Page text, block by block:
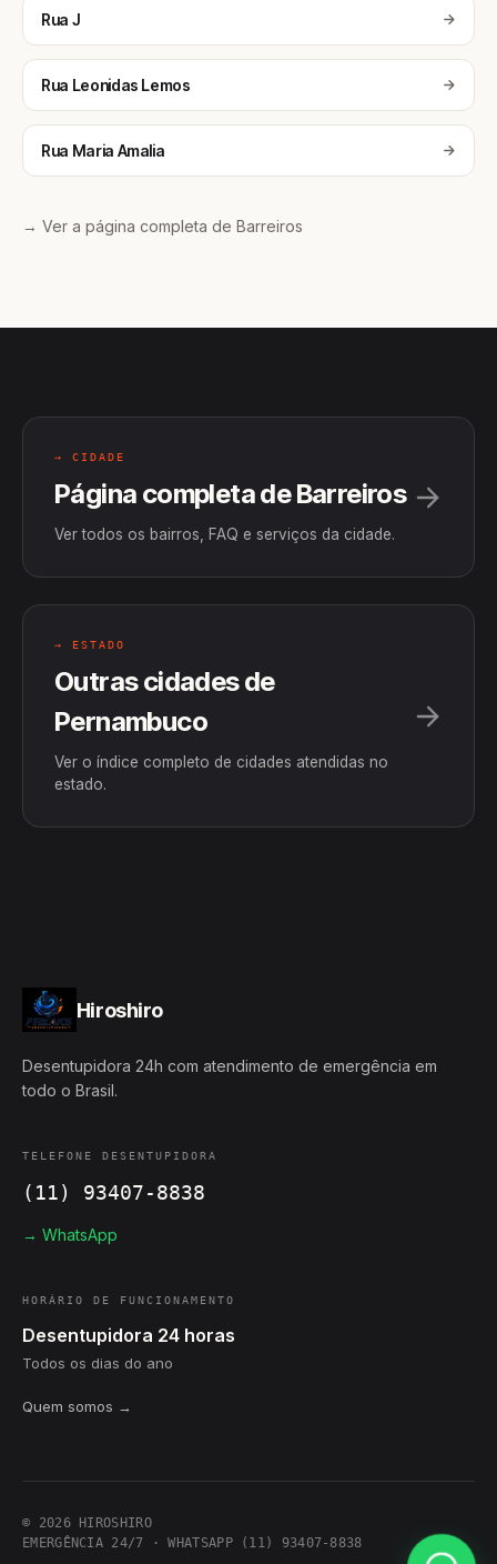
Rua J
Rua Leonidas Lemos
Rua Maria Amalia
→ Ver a página completa de Barreiros
→ CIDADE
Página completa de Barreiros
Ver todos os bairros, FAQ e serviços da cidade.
→ ESTADO
Outras cidades de
Pernambuco
Ver o índice completo de cidades atendidas no
estado.
Hiroshiro
Desentupidora 24h com atendimento de emergência em
todo o Brasil.
TELEFONE DESENTUPIDORA
(11) 93407-8838
→ WhatsApp
HORÁRIO DE FUNCIONAMENTO
Desentupidora 24 horas
Todos os dias do ano
Quem somos →
© 2026 HIROSHIRO
EMERGÊNCIA 24/7 · WHATSAPP (11) 93407-8838